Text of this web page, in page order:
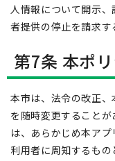
人情報について開示
者提供の停止を請求す
第7条 本ポ
本市は、法令の改正
を随時変更すること
は、あらかじめ本ア
利用者に周知するもの